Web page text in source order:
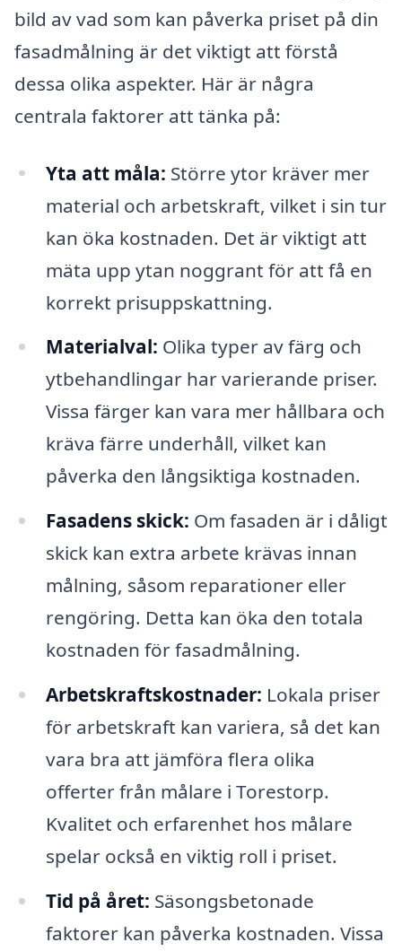
bild av vad som kan påverka priset på din
fasadmålning är det viktigt att förstå
dessa olika aspekter. Här är några
centrala faktorer att tänka på:
Yta att måla: Större ytor kräver mer
material och arbetskraft, vilket i sin tur
kan öka kostnaden. Det är viktigt att
mäta upp ytan noggrant för att få en
korrekt prisuppskattning.
Materialval: Olika typer av färg och
ytbehandlingar har varierande priser.
Vissa färger kan vara mer hållbara och
kräva färre underhåll, vilket kan
påverka den långsiktiga kostnaden.
Fasadens skick: Om fasaden är i dåligt
skick kan extra arbete krävas innan
målning, såsom reparationer eller
rengöring. Detta kan öka den totala
kostnaden för fasadmålning.
Arbetskraftskostnader: Lokala priser
för arbetskraft kan variera, så det kan
vara bra att jämföra flera olika
offerter från målare i Torestorp.
Kvalitet och erfarenhet hos målare
spelar också en viktig roll i priset.
Tid på året: Säsongsbetonade
faktorer kan påverka kostnaden. Vissa